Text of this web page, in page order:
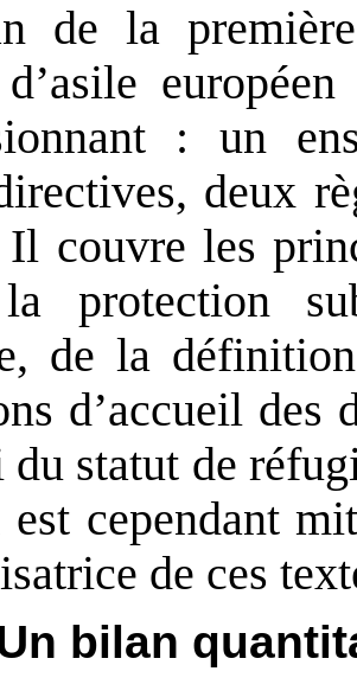
de la première
: un
deux
Il couvre les
protection
de la
d’accueil des
du statut de
cependant
de ces
bilan